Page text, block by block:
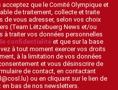
que le Comité Olympique et
de traitement, collecte et traite
de vous adresser, selon vos choix
(Team Lëtzebuerg News et/ou
à traiter vos données personnelles
confidentialitéet que sur la base
à tout moment exercer vos droits
à la limitation de vos données
et vous désinscrire de
de contact, en contactant
ou en cliquant sur le lien de
bas de nos newsletters.